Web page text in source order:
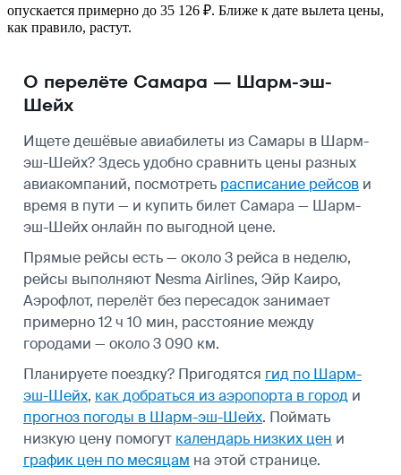
опускается примерно до 35 126 ₽. Ближе к дате вылета цены,
как правило, растут.
О перелёте Самара — Шарм-эш-
Шейх
Ищете дешёвые авиабилеты из Самары в Шарм-
эш-Шейх? Здесь удобно сравнить цены разных
авиакомпаний, посмотреть расписание рейсов и
время в пути — и купить билет Самара — Шарм-
эш-Шейх онлайн по выгодной цене.
Прямые рейсы есть — около 3 рейса в неделю,
рейсы выполняют Nesma Airlines, Эйр Каиро,
Аэрофлот, перелёт без пересадок занимает
примерно 12 ч 10 мин, расстояние между
городами — около 3 090 км.
Планируете поездку? Пригодятся гид по Шарм-
эш-Шейх, как добраться из аэропорта в город и
прогноз погоды в Шарм-эш-Шейх. Поймать
низкую цену помогут календарь низких цен и
график цен по месяцам на этой странице.